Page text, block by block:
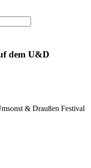
dem U&D
& Draußen Festival